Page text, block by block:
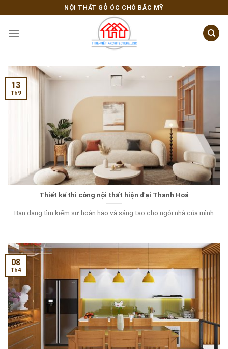
to
content
NỘI THẤT GỖ ÓC CHÓ BẮC MỸ
Thiết kế thi công nội thất hiện đại Thanh Hoá
Bạn đang tìm kiếm sự hoàn hảo và sáng tạo cho ngôi nhà của mình
13
Th9
08
Th4